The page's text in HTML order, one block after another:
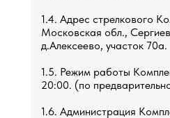
1.4. Адрес стрелкового
Московская обл.,
д.Алексеево, участок 70а.
1.5. Режим работы
20:00. (по
1.6. Администрация